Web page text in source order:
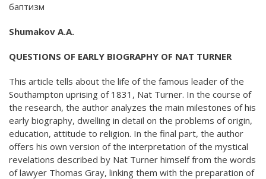
баптизм
Shumakov A.A.
QUESTIONS OF EARLY BIOGRAPHY OF NAT TURNER
This article tells about the life of the famous leader of the
Southampton uprising of 1831, Nat Turner. In the course of
the research, the author analyzes the main milestones of his
early biography, dwelling in detail on the problems of origin,
education, attitude to religion. In the final part, the author
offers his own version of the interpretation of the mystical
revelations described by Nat Turner himself from the words
of lawyer Thomas Gray, linking them with the preparation of